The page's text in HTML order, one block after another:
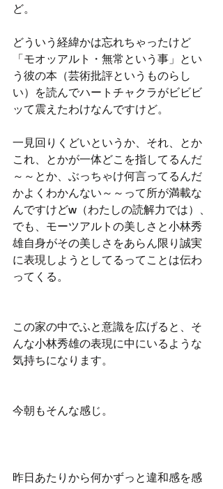
ど。
どういう経緯かは忘れちゃったけど
「モオッアルト・無常という事」とい
う彼の本（芸術批評というものらし
い）を読んでハートチャクラがビビビ
ッて震えたわけなんですけど。
一見回りくどいというか、それ、とか
これ、とかが一体どこを指してるんだ
～～とか、ぶっちゃけ何言ってるんだ
かよくわかんない～～って所が満載な
んですけどw（わたしの読解力では）、
でも、モーツアルトの美しさと小林秀
雄自身がその美しさをあらん限り誠実
に表現しようとしてるってことは伝わ
ってくる。
この家の中でふと意識を広げると、そ
んな小林秀雄の表現に中にいるような
気持ちになります。
今朝もそんな感じ。
昨日あたりから何かずっと違和感を感